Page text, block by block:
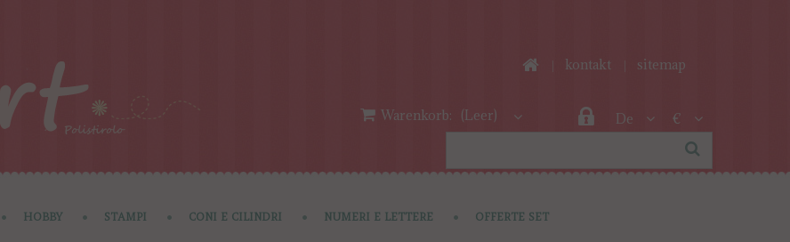
De €
kontakt sitemap
Warenkorb: (Leer)
HOBBY STAMPI CONI E CILINDRI NUMERI E LETTERE OFFERTE SET